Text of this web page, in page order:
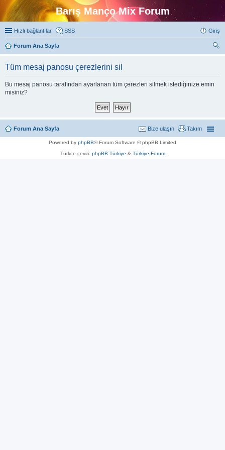
Barış Manço Mix Forum
Hızlı bağlantılar SSS Giriş
Forum Ana Sayfa
Tüm mesaj panosu çerezlerini sil
Bu mesaj panosu tarafından ayarlanan tüm çerezleri silmek istediğinize emin
misiniz?
Forum Ana Sayfa Takım
Bize ulaşın
Powered by phpBB® Forum Software © phpBB Limited
Türkçe çeviri: phpBB Türkiye & Türkiye Forum